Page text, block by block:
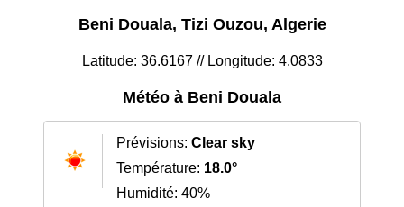
Beni Douala, Tizi Ouzou, Algerie
Latitude: 36.6167 // Longitude: 4.0833
Météo à Beni Douala
Prévisions: Clear sky
Température: 18.0°
Humidité: 40%